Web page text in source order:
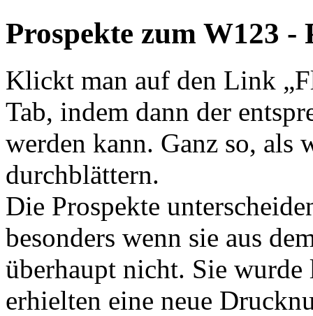
Prospekte zum W123 -
Klickt man auf den Link
Tab, indem dann der
werden kann. Ganz so, als
durchblättern.
Die Prospekte
besonders wenn sie aus
überhaupt nicht. Sie
erhielten eine neue